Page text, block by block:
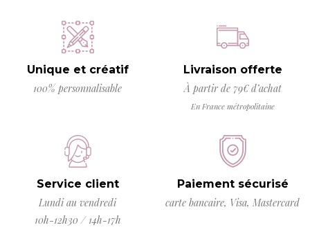
Unique et créatif
100% personnalisable
Livraison offerte
À partir de 79€ d’achat
En France métropolitaine
Service client
Lundi au vendredi
10h-12h30 / 14h-17h
Paiement sécurisé
carte bancaire, Visa, Mastercard